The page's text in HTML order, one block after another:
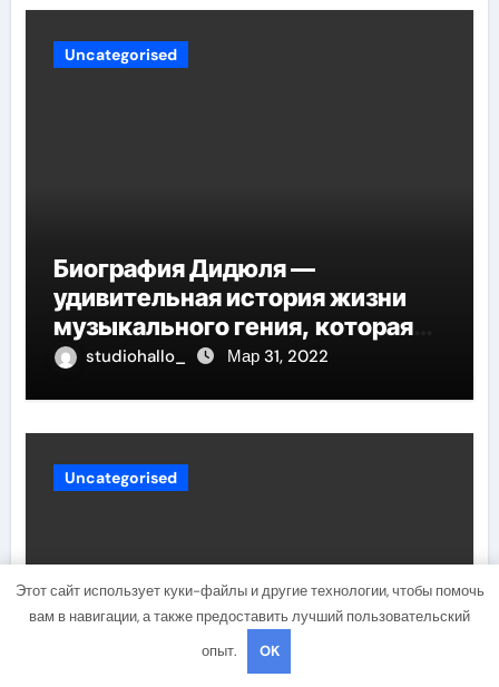
Uncategorised
Биография Дидюля —
удивительная история жизни
музыкального гения, которая
проникнет в самые глубины
studiohallo_ Мар 31, 2022
Uncategorised
Этот сайт использует куки-файлы и другие технологии, чтобы помочь
вам в навигации, а также предоставить лучший пользовательский
опыт.
OK